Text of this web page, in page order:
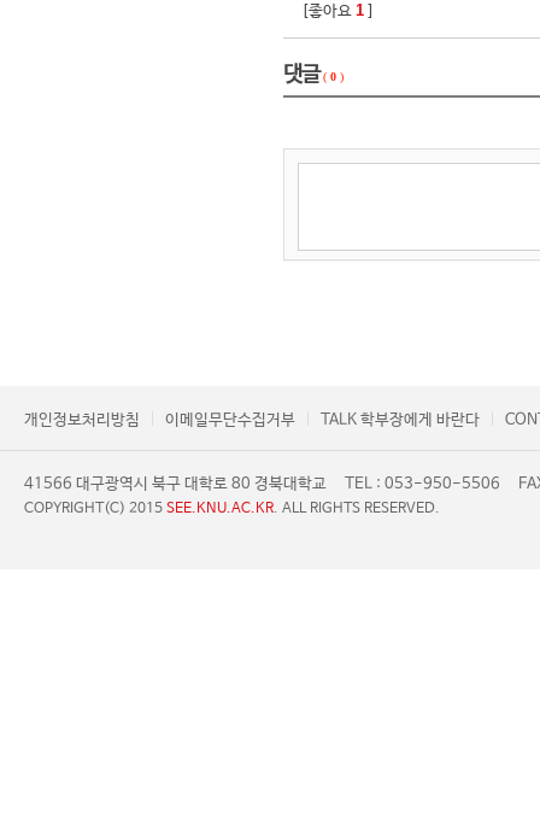
[좋아요 1
댓글( 0 )
개인정보처리방침 이메일무단수집거부 TALK 학부장에게 바란다
41566 대구광역시 북구 대학로 80 경북대학교 TEL : 053-950-5506
COPYRIGHT(C) 2015 SEE.KNU.AC.KR. ALL RIGHTS RESERVED.